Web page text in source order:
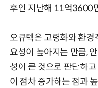
후인 지난해 11억3600
오큐텍은 고령화와 환경
요성이 높아지는 만큼,
성이 큰 것으로 판단하
이 점차 증가하는 점과